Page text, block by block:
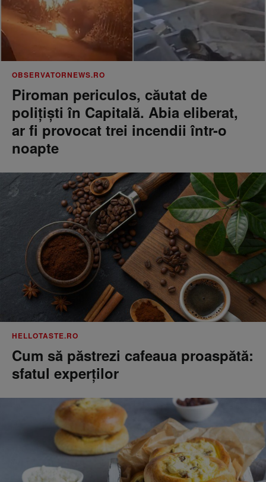
OBSERVATORNEWS.RO
Piroman periculos, căutat de
poliţişti în Capitală. Abia eliberat,
ar fi provocat trei incendii într-o
noapte
HELLOTASTE.RO
Cum să păstrezi cafeaua proaspătă:
sfatul experților